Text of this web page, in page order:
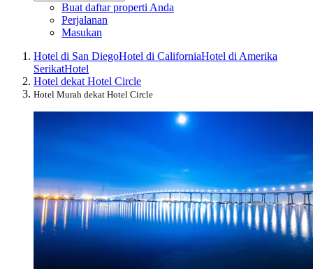
Buat daftar properti Anda
Perjalanan
Masukan
Hotel di San DiegoHotel di CaliforniaHotel di Amerika
SerikatHotel
Hotel dekat Hotel Circle
Hotel Murah dekat Hotel Circle